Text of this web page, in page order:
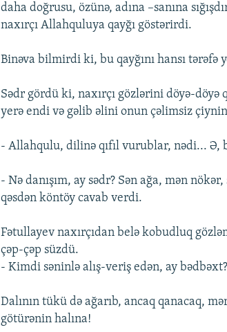
daha doğrusu, özünə, adına –sanına
naxırçı Allahquluya qayğı göstərirdi.
Binəva bilmirdi ki, bu qayğını hansı tərəfə
Sədr gördü ki, naxırçı gözlərini döyə-
yerə endi və gəlib əlini onun çəlimsiz
- Allahqulu, dilinə qıfıl vurublar, nədi... Ə,
- Nə danışım, ay sədr? Sən ağa, mən
qəsdən köntöy cavab verdi.
Fətullayev naxırçıdan belə kobudluq
çəp-çəp süzdü.
- Kimdi səninlə alış-veriş edən, ay bədbəxt?
Dalının tükü də ağarıb, ancaq qanacaq,
götürənin halına!